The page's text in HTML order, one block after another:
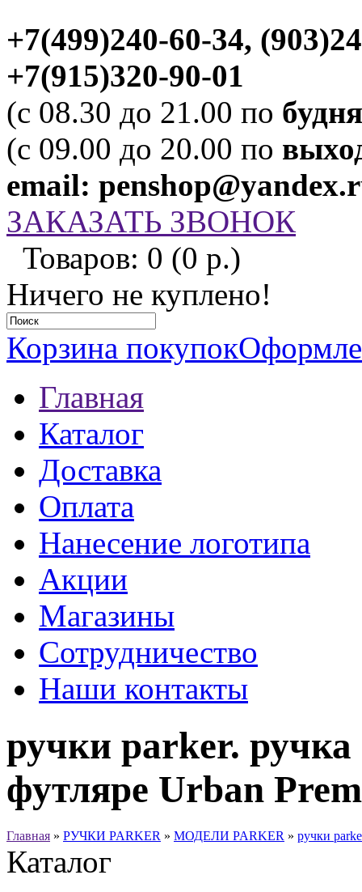
+7(499)240-60-34,
+7(915)320-90-01
(c 08.30 до 21.00 по
(c 09.00 до 20.00 по
email:
ЗАКАЗАТЬ ЗВОНОК
Товаров: 0 (0 р.)
Ничего не куплено!
Корзина покупок
Главная
Каталог
Доставка
Оплата
Нанесение логотипа
Акции
Магазины
Сотрудничество
Наши контакты
ручки parker.
футляре Urban
Главная » РУЧКИ PARKER » МОДЕЛИ PARKER » ручки
Каталог